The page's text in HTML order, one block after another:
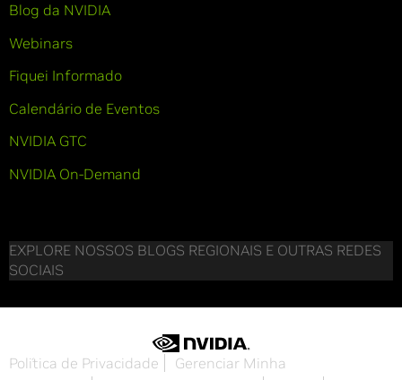
Blog da NVIDIA
Webinars
Fiquei Informado
Calendário de Eventos
NVIDIA GTC
NVIDIA On-Demand
EXPLORE NOSSOS BLOGS REGIONAIS E OUTRAS REDES
SOCIAIS
Política de Privacidade
Gerenciar Minha